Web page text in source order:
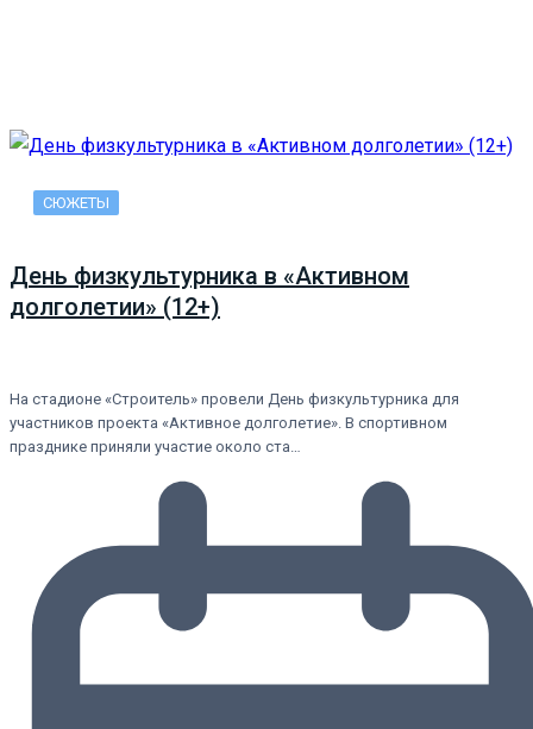
СЮЖЕТЫ
День физкультурника в «Активном
долголетии» (12+)
На стадионе «Строитель» провели День физкультурника для
участников проекта «Активное долголетие». В спортивном
празднике приняли участие около ста…